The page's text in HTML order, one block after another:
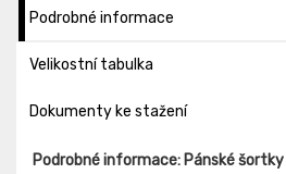
Podrobné informace
Velikostní tabulka
Dokumenty ke stažení
Podrobné informace: Pánské šortky